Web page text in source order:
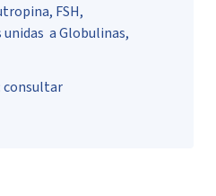
FSH,
a Globulinas,
consultar